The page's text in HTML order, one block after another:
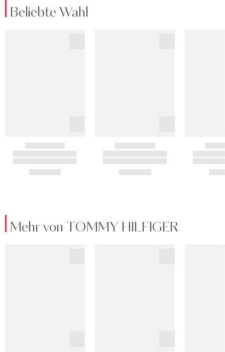
Beliebte Wahl
Mehr von TOMMY HILFIGER